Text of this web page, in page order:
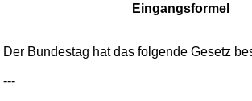
Eingangsformel
Der Bundestag hat das folgende Gesetz
---